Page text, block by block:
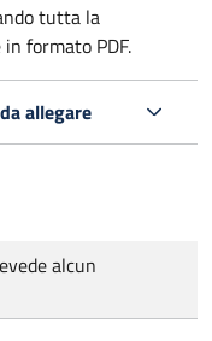
tutta la
formato PDF.
allegare
alcun